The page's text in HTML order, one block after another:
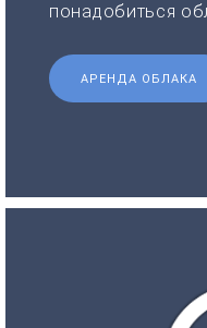
понадобиться
АРЕНДА ОБЛАКА